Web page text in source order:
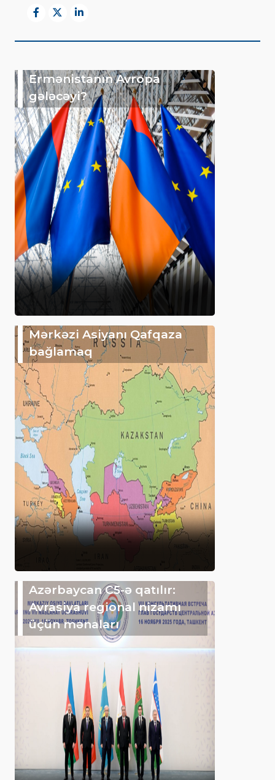
Ermənistanın Avropa
gələcəyi?
Mərkəzi Asiyanı Qafqaza
bağlamaq
Azərbaycan C5-ə qatılır:
Avrasiya regional nizamı
üçün mənaları